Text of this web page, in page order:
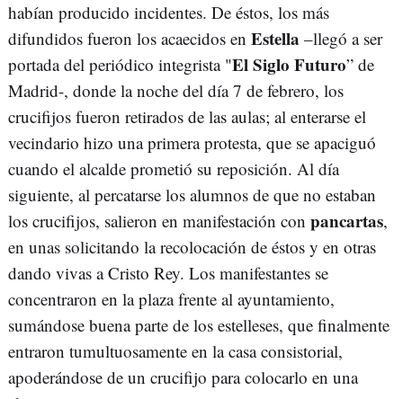
habían producido incidentes. De éstos, los más
difundidos fueron los acaecidos en Estella –llegó a ser
portada del periódico integrista "El Siglo Futuro” de
Madrid-, donde la noche del día 7 de febrero, los
crucifijos fueron retirados de las aulas; al enterarse el
vecindario hizo una primera protesta, que se apaciguó
cuando el alcalde prometió su reposición. Al día
siguiente, al percatarse los alumnos de que no estaban
los crucifijos, salieron en manifestación con pancartas,
en unas solicitando la recolocación de éstos y en otras
dando vivas a Cristo Rey. Los manifestantes se
concentraron en la plaza frente al ayuntamiento,
sumándose buena parte de los estelleses, que finalmente
entraron tumultuosamente en la casa consistorial,
apoderándose de un crucifijo para colocarlo en una